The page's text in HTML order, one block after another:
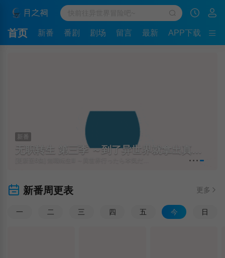
首页 新番 番剧 剧场 留言 最新 APP下载
新番
新番周更表 更多
一 二 三 四 五 今 日